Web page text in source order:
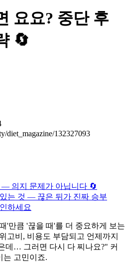
요요? 중단 후
🔄
diet_magazine/132327093
의지 문제가 아닙니다 🔄
는 것 — 끊은 뒤가 진짜 승부
하세요
'만큼 '끊을 때'를 더 중요하게 보는
고비, 비용도 부담되고 언제까지
데… 그러면 다시 다 찌나요?" 커
는 고민이죠.